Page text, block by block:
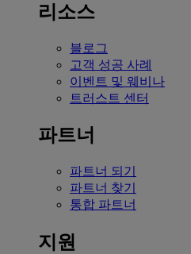
리소스
블로그
고객 성공 사례
이벤트 및 웨비나
트러스트 센터
파트너
파트너 되기
파트너 찾기
통합 파트너
지원